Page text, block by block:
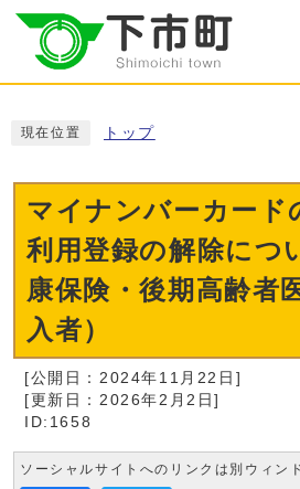
現在位置 トップ
マイナンバーカード
利用登録の解除につ
康保険・後期高齢者
入者）
[公開日：2024年11月22日]
[更新日：2026年2月2日]
ID:1658
ソーシャルサイトへのリンクは別ウィン